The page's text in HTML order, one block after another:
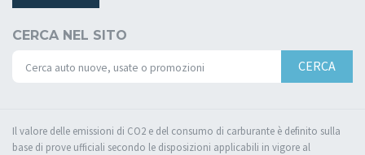
CERCA NEL SITO
CERCA
Il valore delle emissioni di CO2 e del consumo di carburante è definito sulla
base di prove ufficiali secondo le disposizioni applicabili in vigore al